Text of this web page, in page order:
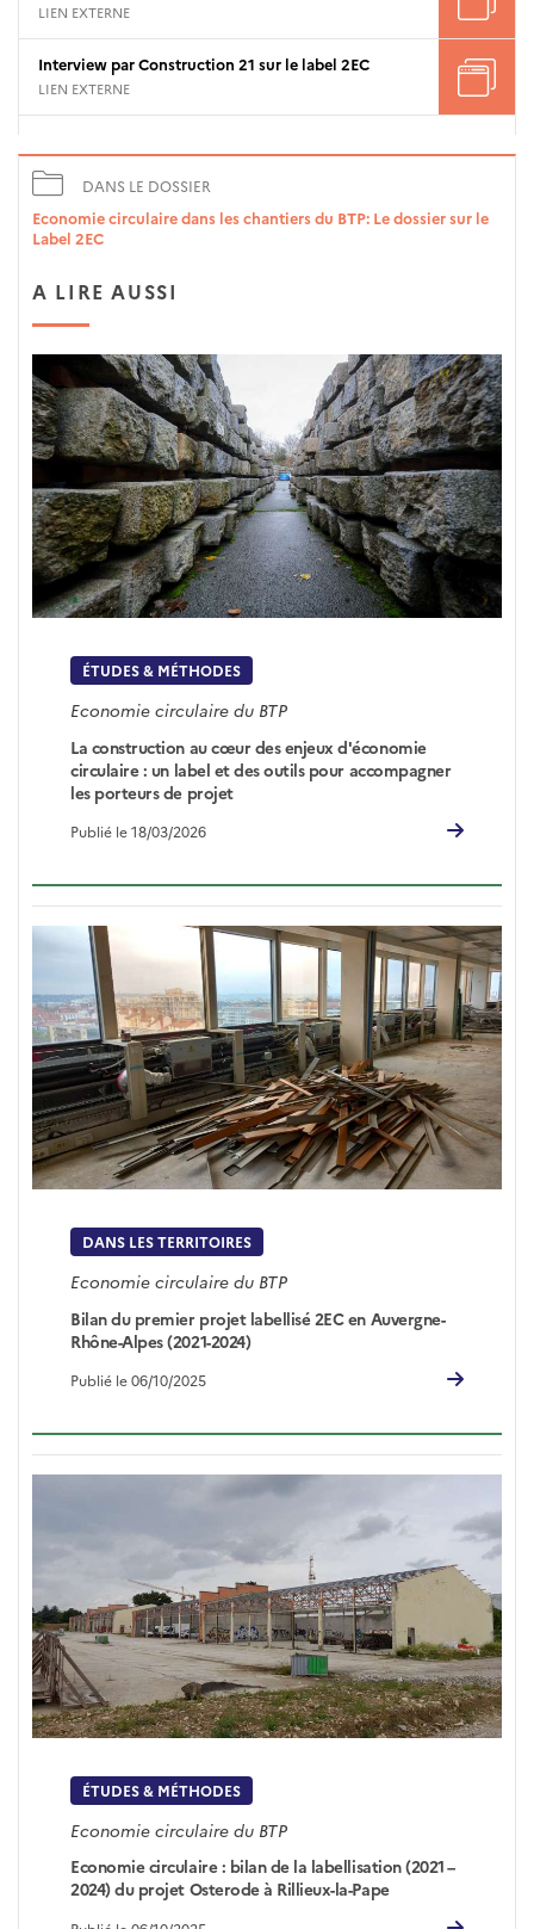
LIEN EXTERNE
Interview par Construction 21 sur le label 2EC
LIEN EXTERNE
DANS LE DOSSIER
Economie circulaire dans les chantiers du BTP: Le dossier sur le
Label 2EC
A LIRE AUSSI
ÉTUDES & MÉTHODES
Economie circulaire du BTP
La construction au cœur des enjeux d'économie
circulaire : un label et des outils pour accompagner
les porteurs de projet
Publié le 18/03/2026
DANS LES TERRITOIRES
Economie circulaire du BTP
Bilan du premier projet labellisé 2EC en Auvergne-
Rhône-Alpes (2021-2024)
Publié le 06/10/2025
ÉTUDES & MÉTHODES
Economie circulaire du BTP
Economie circulaire : bilan de la labellisation (2021 –
2024) du projet Osterode à Rillieux-la-Pape